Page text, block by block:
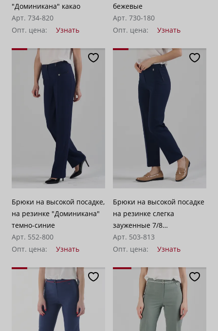
"Доминикана" какао
Арт. 734-820
Опт. цена:
Узнать
бежевые
Арт. 730-180
Опт. цена:
Узнать
Брюки на высокой посадке,
на резинке "Доминикана"
темно-синие
Арт. 552-800
Опт. цена:
Узнать
Брюки на высокой посадке
на резинке слегка
зауженные 7/8
"Доминикана" синий
сапфир
Арт. 503-813
Опт. цена:
Узнать